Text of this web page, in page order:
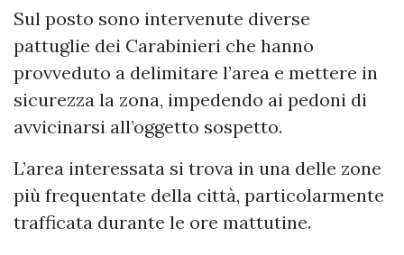
Sul posto sono intervenute diverse
pattuglie dei Carabinieri che hanno
provveduto a delimitare l’area e mettere in
sicurezza la zona, impedendo ai pedoni di
avvicinarsi all’oggetto sospetto.
L’area interessata si trova in una delle zone
più frequentate della città, particolarmente
trafficata durante le ore mattutine.